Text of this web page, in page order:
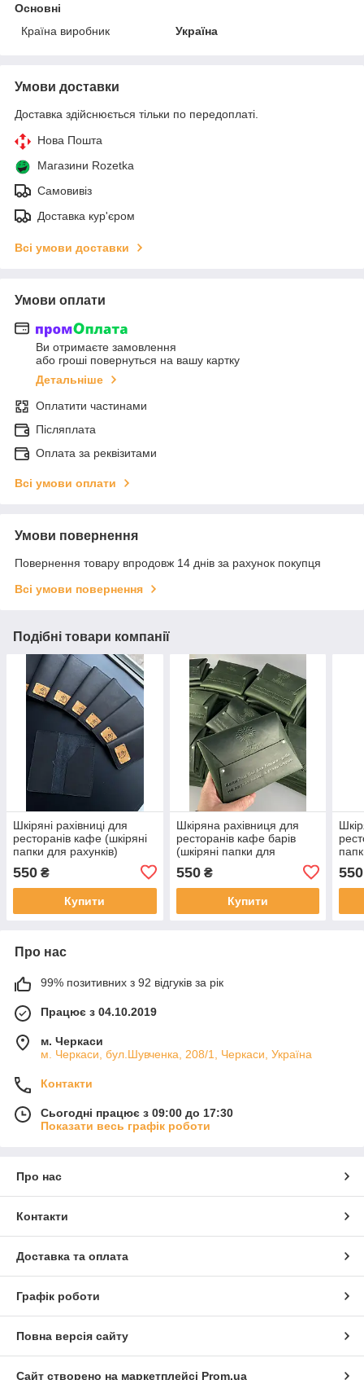
Основні
Країна виробник
Україна
Умови доставки
Доставка здійснюється тільки по передоплаті.
Нова Пошта
Магазини Rozetka
Самовивіз
Доставка кур'єром
Всі умови доставки
Умови оплати
Ви отримаєте замовлення
або гроші повернуться на вашу картку
Детальніше
Оплатити частинами
Післяплата
Оплата за реквізитами
Всі умови оплати
Умови повернення
Повернення товару впродовж 14 днів за рахунок покупця
Всі умови повернення
Подібні товари компанії
Шкіряні рахівниці для
ресторанів кафе (шкіряні
папки для рахунків)
550 ₴
Купити
Шкіряна рахівниця для
ресторанів кафе барів
(шкіряні папки для
550₴
Купити
550
Про нас
99% позитивних з 92 відгуків за рік
Працює з 04.10.2019
м. Черкаси
м. Черкаси, бул.Шувченка, 208/1, Черкаси, Україна
Контакти
Сьогодні працює з 09:00 до 17:30
Показати весь графік роботи
Про нас
Контакти
Доставка та оплата
Графік роботи
Повна версія сайту
Сайт створено на маркетплейсі Prom.ua